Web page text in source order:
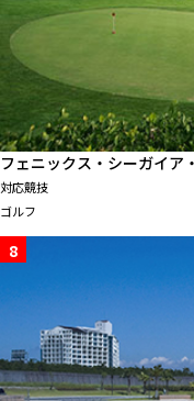
フェニックス・シーガイア
対応競技
ゴルフ
8